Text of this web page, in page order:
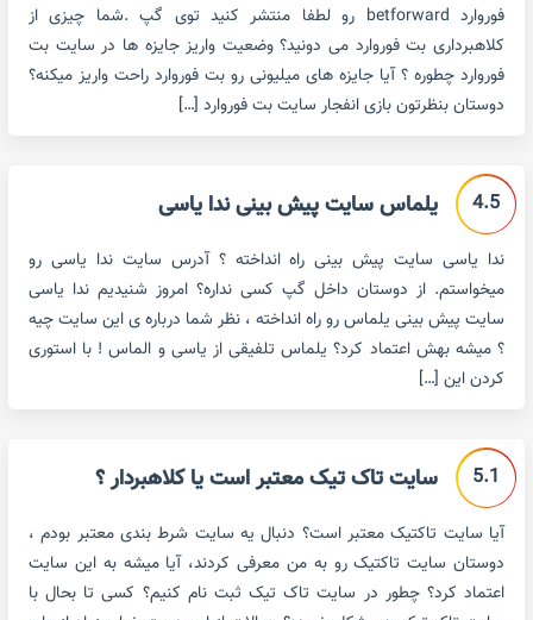
فوروارد betforward رو لطفا منتشر کنید توی گپ .شما چیزی از
کلاهبرداری بت فوروارد می دونید؟ وضعیت واریز جایزه ها در سایت بت
فوروارد چطوره ؟ آیا جایزه های میلیونی رو بت فوروارد راحت واریز میکنه؟
دوستان بنظرتون بازی انفجار سایت بت فوروارد […]
4.5 یلماس سایت پیش بینی ندا یاسی
ندا یاسی سایت پیش بینی راه انداخته ؟ آدرس سایت ندا یاسی رو
میخواستم. از دوستان داخل گپ کسی نداره؟ امروز شنیدیم ندا یاسی
سایت پیش بینی یلماس رو راه انداخته ، نظر شما درباره ی این سایت چیه
؟ میشه بهش اعتماد کرد؟ یلماس تلفیقی از یاسی و الماس ! با استوری
کردن این […]
5.1 سایت تاک تیک معتبر است یا کلاهبردار ؟
آیا سایت تاکتیک معتبر است؟ دنبال یه سایت شرط بندی معتبر بودم ،
دوستان سایت تاکتیک رو به من معرفی کردند، آیا میشه به این سایت
اعتماد کرد؟ چطور در سایت تاک تیک ثبت نام کنیم؟ کسی تا بحال با